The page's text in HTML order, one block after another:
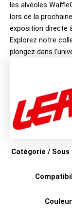
les alvéoles
lors de la
exposition directe
Explorez notre
plongez dans
Catégorie /
Couleur